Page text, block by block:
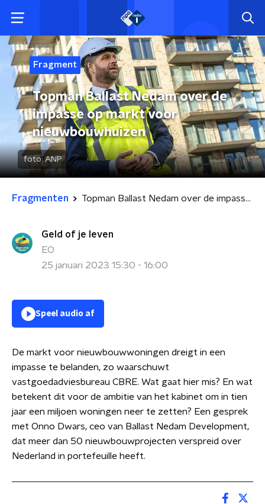
Fragment
Topman Ballast Nedam over de
impasse op markt voor
nieuwbouwhuizen
foto:ANP
Fragmenten Topman Ballast Nedam over de impasse op markt voor nieuwbouwhuizen
Geld of je leven
EO
25 januari 2023 15:30 - 16:00
Speel audio af
De markt voor nieuwbouwwoningen dreigt in een
impasse te belanden, zo waarschuwt
vastgoedadviesbureau CBRE. Wat gaat hier mis? En wat
betekent dit voor de ambitie van het kabinet om in tien
jaar een miljoen woningen neer te zetten? Een gesprek
met Onno Dwars, ceo van Ballast Nedam Development,
dat meer dan 50 nieuwbouwprojecten verspreid over
Nederland in portefeuille heeft.